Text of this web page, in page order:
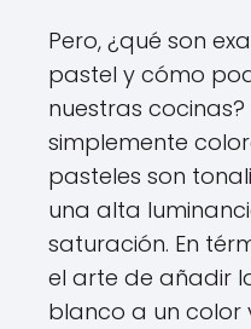
Pero, ¿qué son
pastel y cómo
nuestras cocinas?
simplemente
pasteles son
una alta
saturación. En
el arte de añadir
blanco a un color